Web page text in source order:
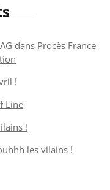
dans Procès France
!
Line
!
les vilains !